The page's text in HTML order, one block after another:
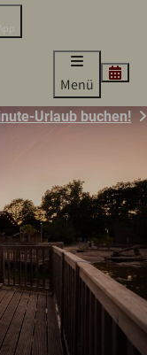
Menü
Urlaub buchen!